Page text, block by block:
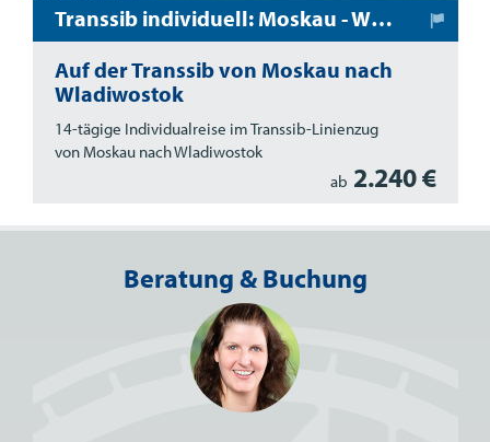
Transsib individuell: Moskau - Wladiwostok
Auf der Transsib von Moskau nach
Wladiwostok
14-tägige Individualreise im Transsib-Linienzug
von Moskau nach Wladiwostok
ab 2.240 €
Beratung & Buchung